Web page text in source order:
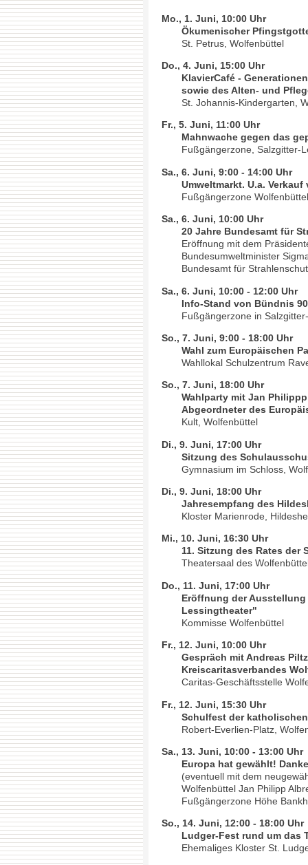
Mo., 1. Juni, 10:00 Uhr
Ökumenischer
St. Petrus, Wolfenbüttel
Do., 4. Juni, 15:00 Uhr
KlavierCafé -
sowie des Alten- und
St. Johannis-Kindergarten,
Fr., 5. Juni, 11:00 Uhr
Mahnwache gegen das
Fußgängerzone, Salzgitter-
Sa., 6. Juni, 9:00 - 14:00 Uhr
Umweltmarkt. U.a.
Fußgängerzone Wolfenbüttel
Sa., 6. Juni, 10:00 Uhr
20 Jahre Bundesamt für
Eröffnung mit dem
Bundesumweltminister
Bundesamt für
Sa., 6. Juni, 10:00 - 12:00 Uhr
Info-Stand von Bündnis
Fußgängerzone in
So., 7. Juni, 9:00 - 18:00 Uhr
Wahl zum Europäischen
Wahllokal Schulzentrum
So., 7. Juni, 18:00 Uhr
Wahlparty mit Jan
Abgeordneter des
Kult, Wolfenbüttel
Di., 9. Juni, 17:00 Uhr
Sitzung des
Gymnasium im Schloss,
Di., 9. Juni, 18:00 Uhr
Jahresempfang des
Kloster Marienrode,
Mi., 10. Juni, 16:30 Uhr
11. Sitzung des Rates der
Theatersaal des
Do., 11. Juni, 17:00 Uhr
Eröffnung der
Lessingtheater"
Kommisse Wolfenbüttel
Fr., 12. Juni, 10:00 Uhr
Gespräch mit Andreas
Kreiscaritasverbandes
Caritas-Geschäftsstelle
Fr., 12. Juni, 15:30 Uhr
Schulfest der
Robert-Everlien-Platz,
Sa., 13. Juni, 10:00 - 13:00 Uhr
Europa hat gewählt!
(eventuell mit dem
Wolfenbüttel Jan Philipp
Fußgängerzone Höhe
So., 14. Juni, 12:00 - 18:00 Uhr
Ludger-Fest rund um das
Ehemaliges Kloster St.